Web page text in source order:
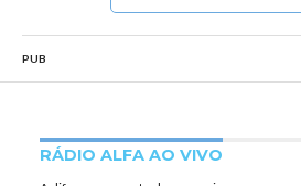
PUB
RÁDIO ALFA AO VIVO